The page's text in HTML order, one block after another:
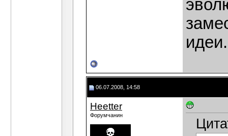
идеи.
06.07.2008, 14:58
Heetter
Форумчанин